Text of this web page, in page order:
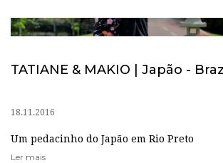
TATIANE & MAKIO | Japão -
18.11.2016
Um pedacinho do Japão em Rio Preto
Ler mais